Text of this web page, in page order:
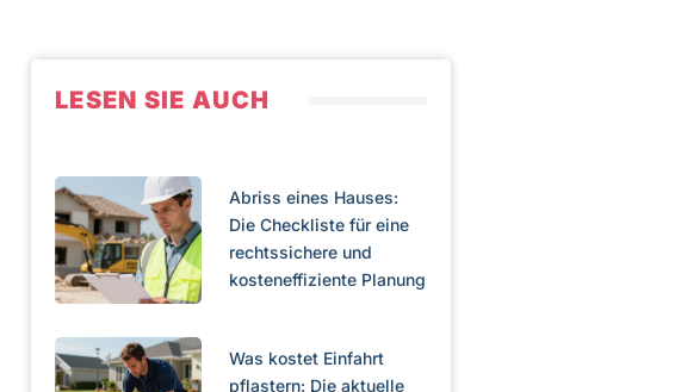
LESEN SIE AUCH
Abriss eines Hauses:
Die Checkliste für eine
rechtssichere und
kosteneffiziente Planung
Was kostet Einfahrt
pflastern: Die aktuelle